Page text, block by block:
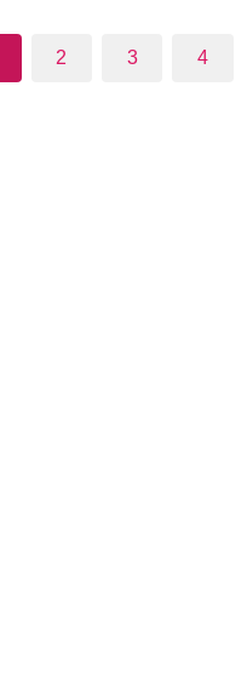
2 3 4